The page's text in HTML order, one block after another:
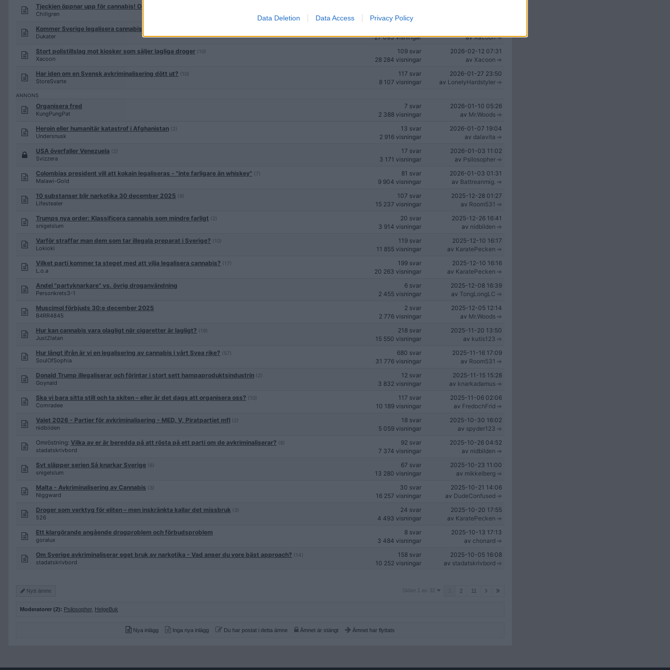
Data Deletion Data Access Privacy Policy
Tjeckien öppnar upp för cannabis! Odling, innehav och bruk blir lagligt!
Chillgren
6 964 visningar
Kommer Sverige legalisera cannabis snart?
Dukater
27 093 visningar
avXacoon
Stort polistillslag mot kiosker som säljer lagliga droger (10)
Xacoon
109 svar
28 284 visningar
2026-02-12 07:31
av Xacoon
Har iden om en Svensk avkriminalisering dött ut? (10)
StoreSvarte
117 svar
8 107 visningar
2026-01-27 23:50
av LonelyHardstyler
Organisera fred
KungPungPat
7 svar
2 388 visningar
2026-01-10 05:26
av Mr.Woods
Heroin eller humanitär katastrof i Afghanistan (2)
Undersnusk
13 svar
2 916 visningar
2026-01-07 19:04
av dalavita
USA överfaller Venezuela (2)
Svizzera
17 svar
3 171 visningar
2026-01-03 11:02
av Psilosopher
Colombias president vill att kokain legaliseras - "inte farligare än whiskey" (7)
Malawi-Gold
81 svar
9 904 visningar
2026-01-03 01:31
av Battreanmig.
10 substanser blir narkotika 30 december 2025 (9)
Lifestealer
107 svar
15 237 visningar
2025-12-28 01:27
av Room531
Trumps nya order: Klassificera cannabis som mindre farligt (2)
snigelslum
20 svar
3 914 visningar
2025-12-26 16:41
av nidbilden
Varför straffar man dem som tar illegala preparat i Sverige? (10)
Lokioki
119 svar
11 855 visningar
2025-12-10 16:17
av KaratePecken
Vilket parti kommer ta steget med att vilja legalisera cannabis? (17)
L.o.a
199 svar
20 263 visningar
2025-12-10 16:16
av KaratePecken
Andel "partyknarkare" vs. övrig droganvändning
Personkrets3-1
6 svar
2 455 visningar
2025-12-08 16:39
av TongLongLC
Muscimol förbjuds 30:e december 2025
B4RR4845
2 svar
2 776 visningar
2025-12-05 12:14
av Mr.Woods
Hur kan cannabis vara olagligt när cigaretter är lagligt? (19)
JustZlatan
218 svar
15 550 visningar
2025-11-20 13:50
av kutis123
Hur långt ifrån är vi en legalisering av cannabis i vårt Svea rike? (57)
SoulOfSophia
680 svar
31 776 visningar
2025-11-16 17:09
av Room531
Donald Trump illegaliserar och förintar i stort sett hampaproduktsindustrin (2)
Goynald
12 svar
3 832 visningar
2025-11-15 15:28
av knarkadamus
Ska vi bara sitta still och ta skiten – eller är det dags att organisera oss? (10)
Comradee
117 svar
10 189 visningar
2025-11-06 02:06
av FredochFrid
Valet 2026 - Partier för avkriminalisering - MED, V, Piratpartiet mfl (2)
nidbilden
18 svar
5 059 visningar
2025-10-30 16:02
av spyder123
Omröstning: Vilka av er är beredda på att rösta på ett parti om de avkriminaliserar? (8)
stadatskrivbord
92 svar
7 374 visningar
2025-10-26 04:52
av nidbilden
Svt släpper serien Så knarkar Sverige (6)
snigelslum
67 svar
13 280 visningar
2025-10-23 11:00
av mikkelberg
Malta - Avkriminalisering av Cannabis (3)
Niggward
30 svar
16 257 visningar
2025-10-21 14:06
av DudeConfused
Droger som verktyg för eliten – men inskränkta kallar det missbruk (3)
526
24 svar
4 493 visningar
2025-10-20 17:55
av KaratePecken
Ett klargörande angående drogproblem och förbudsproblem
goralux
8 svar
3 484 visningar
2025-10-13 17:13
av chonard
Om Sverige avkriminaliserar eget bruk av narkotika - Vad anser du vore bäst approach? (14)
stadatskrivbord
158 svar
10 252 visningar
2025-10-05 16:08
av stadatskrivbord
Nytt ämne
Sidan
Sidan 1 av 32 2 11
Moderatorer (2): Psilosopher, HelgeBuk
Nya inlägg Inga nya inlägg Du har postat i detta ämne Ämnet är stängt Ämnet har flyttats